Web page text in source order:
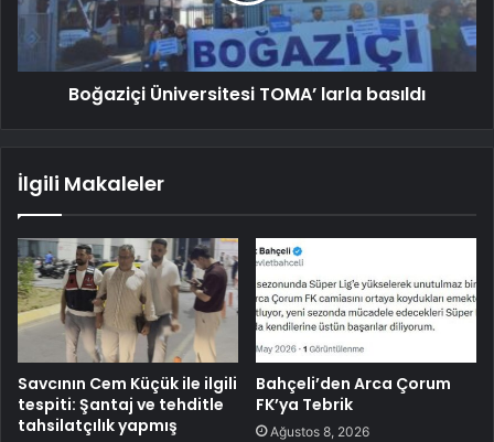
Boğaziçi Üniversitesi TOMA’ larla basıldı
İlgili Makaleler
Savcının Cem Küçük ile ilgili
tespiti: Şantaj ve tehditle
tahsilatçılık yapmış
Bahçeli’den Arca Çorum
FK’ya Tebrik
Ağustos 8, 2026